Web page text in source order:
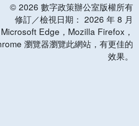
© 2026 數字政策辦公室版權所有
修訂／檢視日期： 2026 年 8 月
Edge，Mozilla Firefox，
瀏覽器瀏覽此網站，有更佳的
效果。